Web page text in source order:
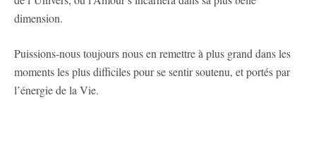
dimension.
Puissions-nous toujours nous en remettre à plus grand dans les
moments les plus difficiles pour se sentir soutenu, et portés par
l’énergie de la Vie.